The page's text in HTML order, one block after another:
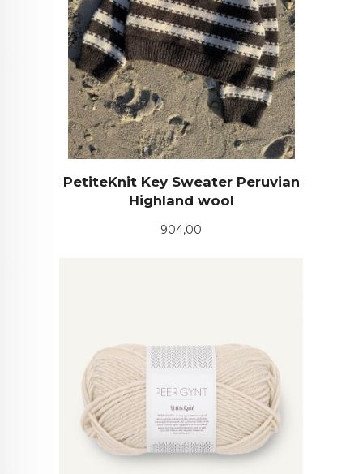
PetiteKnit Key Sweater Peruvian
Highland wool
Pris
904,00